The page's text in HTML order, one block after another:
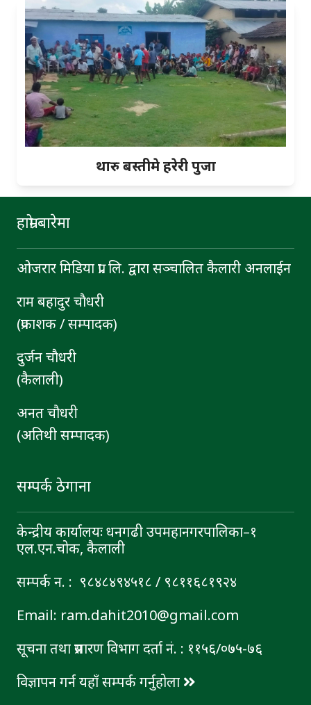
थारु बस्तीमे हरेरी पुजा
हाम्रो बारेमा
ओजरार मिडिया प्रा. लि. द्वारा सञ्चालित कैलारी अनलाईन
राम बहादुर चाैधरी
(प्रकाशक / सम्पादक)
दुर्जन चाैधरी
(कैलाली)
अनत चौधरी
(अतिथी सम्पादक)
सम्पर्क ठेगाना
केन्द्रीय कार्यालयः धनगढी उपमहानगरपालिका–१
एल.एन.चोक, कैलाली
सम्पर्क न. : ९८४८४९४५१८ / ९८११६८१९२४
Email: ram.dahit2010@gmail.com
सूचना तथा प्रसारण विभाग दर्ता नं. : ११५६/०७५-७६
विज्ञापन गर्न यहाँ सम्पर्क गर्नुहोला